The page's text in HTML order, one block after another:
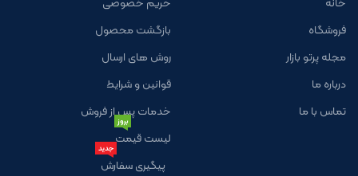
فروشگاه
مجله پرتو بازار
درباره ما
تماس با ما
بازگشت محصول
روش های ارسال
قوانین و شرایط
خدمات پس از فروش
لیست قیمت
بروز
پیگیری سفارش
جدید